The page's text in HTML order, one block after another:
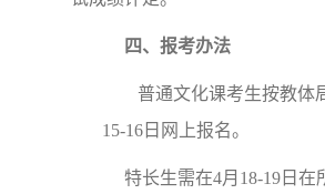
四、报考办法
普通文化课考生按教体
15-16日网上报名。
特长生需在4月18-19日在